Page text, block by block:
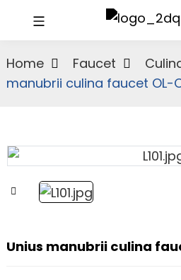
Home Faucet
manubrii culina faucet OL-
Unius manubrii culina